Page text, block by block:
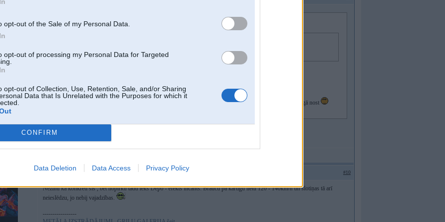
opt-out of the Sale of my Personal Data.
opt-out of processing my Personal Data for Targeted
opt-out of Collection, Use, Retention, Sale, and/or Sharing
Data that Is Unrelated with the Purposes for which it
CONFIRM
Data Deletion Data Access Privacy Policy
02 May 2012, 22:49:15 Kindzulis rakstīja:
nopērc staķikā pudeli pa 3.50 Ls un zieķē stiklus 2 gadus ... tur nekāds krutāks variants nebūs ...
+3.50
tikai piebilde- ikdienā braucot... tā pudele~ 2iem mēnešiem pietiek... jo visi tie kukanolveidīgie silikonu mazgā nost
Silikonu man nevajag.
02. May 2012, 23:11 #10
Nezinu kā konkrēti šis , bet nopirku tādu iekš Depo - efekts incants. Braucu pa kārtīgu lietu 120 - 140km/h un slotiņas tā arī
neieslēdzu, jo nebij vajadzības.
-----------------